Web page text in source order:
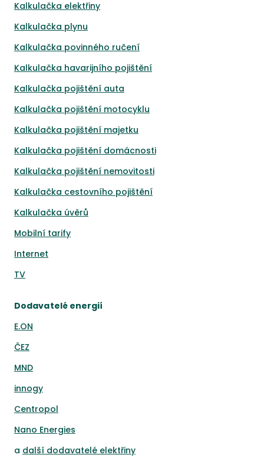
Kalkulačka elektřiny
Kalkulačka plynu
Kalkulačka povinného ručení
Kalkulačka havarijního pojištění
Kalkulačka pojištění auta
Kalkulačka pojištění motocyklu
Kalkulačka pojištění majetku
Kalkulačka pojištění domácnosti
Kalkulačka pojištění nemovitosti
Kalkulačka cestovního pojištění
Kalkulačka úvěrů
Mobilní tarify
Internet
TV
Dodavatelé energií
E.ON
ČEZ
MND
innogy
Centropol
Nano Energies
a další dodavatelé elektřiny